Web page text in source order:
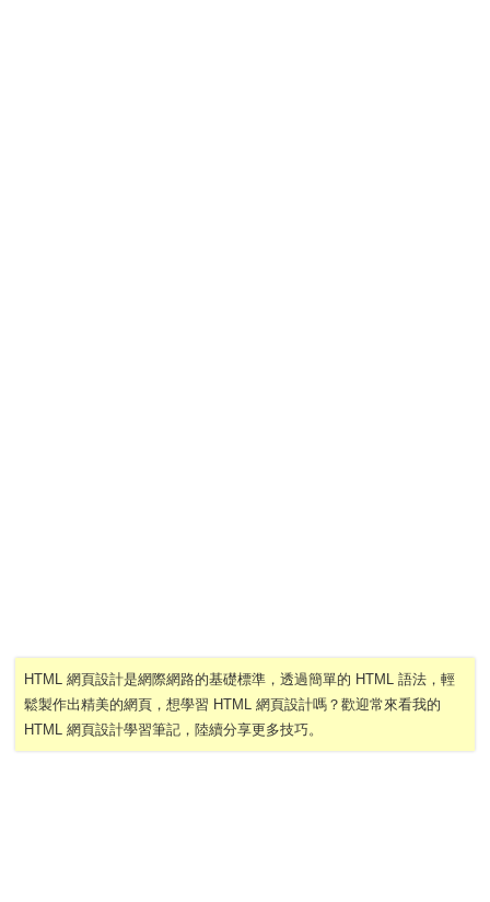
HTML 網頁設計是網際網路的基礎標準，透過簡單的 HTML 語法，輕
鬆製作出精美的網頁，想學習 HTML 網頁設計嗎？歡迎常來看我的
HTML 網頁設計學習筆記，陸續分享更多技巧。